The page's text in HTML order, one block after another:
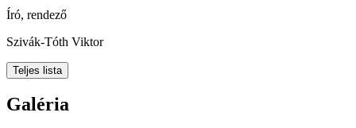
Író, rendező
Szivák-Tóth Viktor
Teljes lista
Galéria